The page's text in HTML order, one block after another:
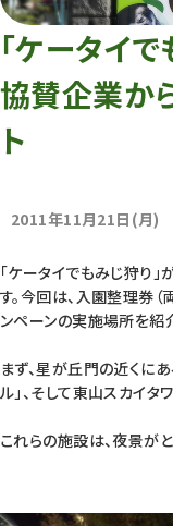
「ケータイで
協賛企業か
ト
2011年11月21日(月)
「ケータイでもみじ狩り」
す。今回は、入園整理券
ンペーンの実施場所を紹
まず、星が丘門の近くに
ル」、そして東山スカイタ
これらの施設は、夜景が